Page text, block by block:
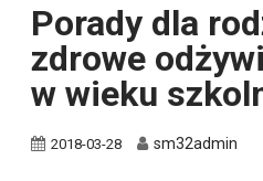
Porady dla
zdrowe
w wieku
2018-03-28 sm32admin